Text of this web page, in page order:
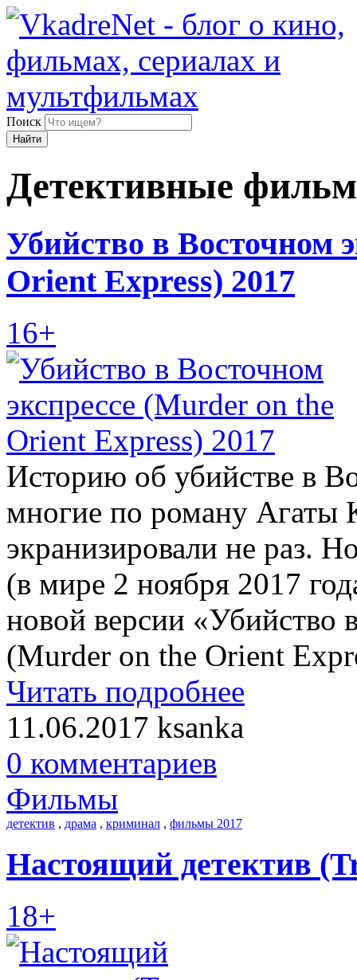
Поиск
Найти
Детективные
Убийство в Восточном
Orient Express) 2017
16+
Историю об убийстве в
многие по роману Агаты
экранизировали не раз.
(в мире 2 ноября 2017
новой версии «Убийство
(Murder on the Orient
Читать подробнее
11.06.2017 ksanka
0 комментариев
Фильмы
детектив , драма , криминал , фильмы 2017
Настоящий детектив
18+